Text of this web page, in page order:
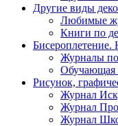
Другие виды
Любимые
Книги по
Журналы
Обучающая
Рисунок,
Журнал
Журнал
Журнал